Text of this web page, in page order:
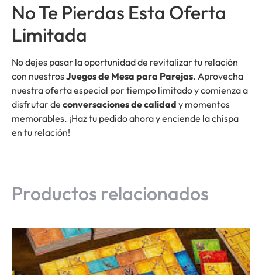
No Te Pierdas Esta Oferta
Limitada
No dejes pasar la oportunidad de revitalizar tu relación
con nuestrosJuegos de Mesa para Parejas. Aprovecha
nuestra oferta especial por tiempo limitado y comienza a
disfrutar de conversaciones de calidad y momentos
memorables. ¡Haz tu pedido ahora y enciende la chispa
en tu relación!
Productos relacionados